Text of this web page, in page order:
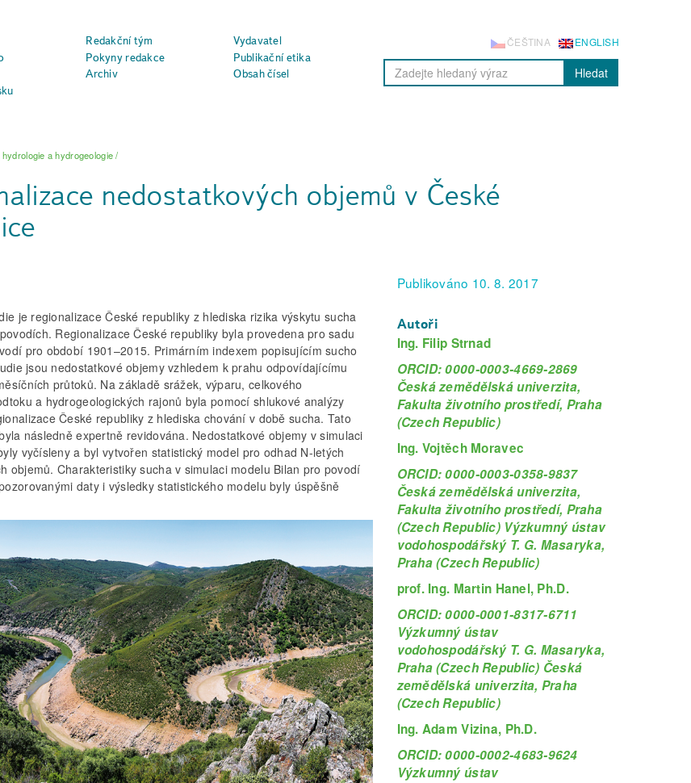
Redakční tým
Vydavatel
Pokyny redakce
Publikační etika
Archiv
Obsah čísel
ENGLISH
ČEŠTINA
Hledat
a hydrogeologie/
nedostatkových objemů v České
je regionalizace České republiky z hlediska rizika výskytu sucha
Regionalizace České republiky byla provedena pro sadu
pro období 1901–2015. Primárním indexem popisujícím sucho
jsou nedostatkové objemy vzhledem k prahu odpovídajícímu
průtoků. Na základě srážek, výparu, celkového
a hydrogeologických rajonů byla pomocí shlukové analýzy
České republiky z hlediska chování v době sucha. Tato
následně expertně revidována. Nedostatkové objemy v simulaci
vyčísleny a byl vytvořen statistický model pro odhad N-letých
objemů. Charakteristiky sucha v simulaci modelu Bilan pro povodí
daty i výsledky statistického modelu byly úspěšně
Publikováno 10. 8. 2017
Autoři
Ing. Filip Strnad
ORCID: 0000-0003-4669-2869
Česká zemědělská univerzita,
Fakulta životního prostředí, Praha
(Czech Republic)
Ing. Vojtěch Moravec
ORCID: 0000-0003-0358-9837
Česká zemědělská univerzita,
Fakulta životního prostředí, Praha
(Czech Republic) Výzkumný ústav
vodohospodářský T. G. Masaryka,
Praha (Czech Republic)
prof. Ing. Martin Hanel, Ph.D.
ORCID: 0000-0001-8317-6711
Výzkumný ústav
vodohospodářský T. G. Masaryka,
Praha (Czech Republic) Česká
zemědělská univerzita, Praha
(Czech Republic)
Ing. Adam Vizina, Ph.D.
ORCID: 0000-0002-4683-9624
Výzkumný ústav